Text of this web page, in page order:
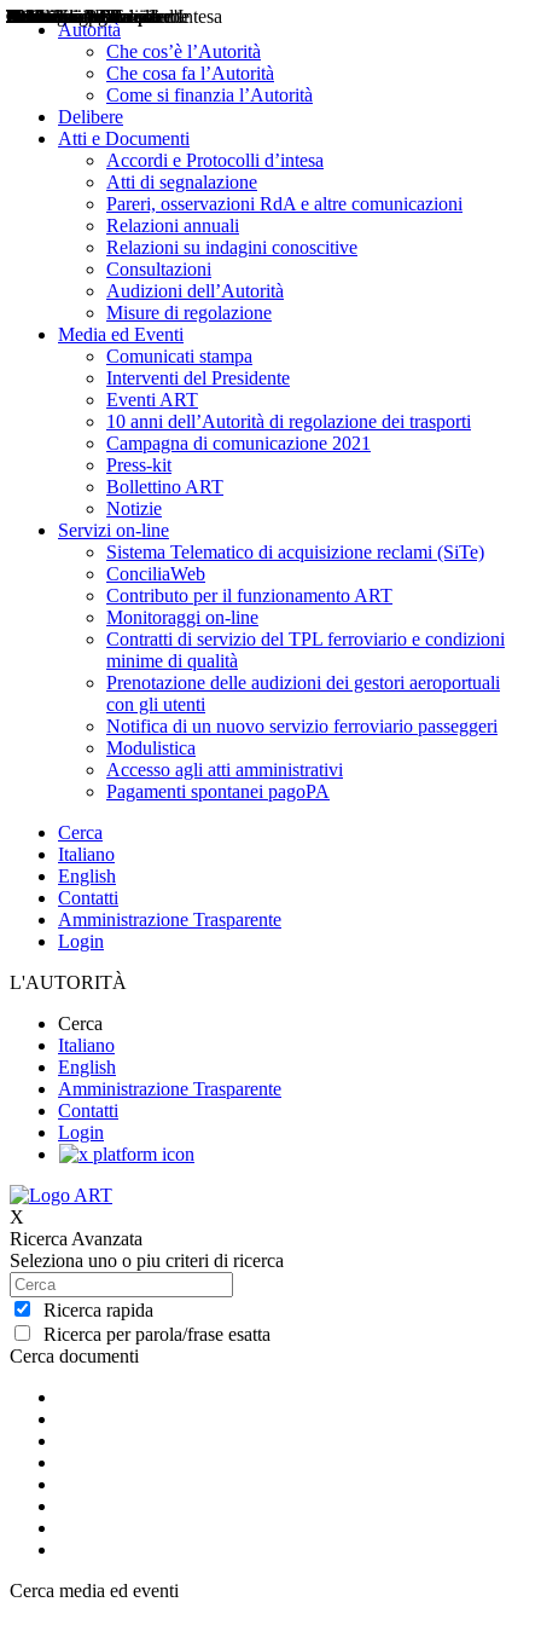
Autorità
Che cos’è l’Autorità
Che cosa fa l’Autorità
Come si finanzia l’Autorità
Delibere
Atti e Documenti
Accordi e Protocolli d’intesa
Atti di segnalazione
Pareri, osservazioni RdA e altre comunicazioni
Relazioni annuali
Relazioni su indagini conoscitive
Consultazioni
Audizioni dell’Autorità
Misure di regolazione
Media ed Eventi
Comunicati stampa
Interventi del Presidente
Eventi ART
10 anni dell’Autorità di regolazione dei trasporti
Campagna di comunicazione 2021
Press-kit
Bollettino ART
Notizie
Servizi on-line
Sistema Telematico di acquisizione reclami (SiTe)
ConciliaWeb
Contributo per il funzionamento ART
Monitoraggi on-line
Contratti di servizio del TPL ferroviario e condizioni
minime di qualità
Prenotazione delle audizioni dei gestori aeroportuali
con gli utenti
Notifica di un nuovo servizio ferroviario passeggeri
Modulistica
Accesso agli atti amministrativi
Pagamenti spontanei pagoPA
Cerca
Italiano
English
Contatti
Amministrazione Trasparente
Login
L'AUTORITÀ
Cerca
Italiano
English
Amministrazione Trasparente
Contatti
Login
X
Ricerca Avanzata
Seleziona uno o piu criteri di ricerca
Ricerca rapida
Ricerca per parola/frase esatta
Cerca documenti
Delibere
Pareri
Consultazioni
Audizioni
Atti di Segnalazione
Accordi e Protocolli d'Intesa
Relazioni annuali
Misure di regolazione
Cerca media ed eventi
Notizie
Comunicati Stampa
Bollettini ART
Convegni ART
Interviste del Presidente
Articoli in primo piano
Interventi del Presidente
2004
2005
2010
2013
2014
2015
2016
2017
2018
2019
202
2020
2021
2022
2023
2024
2025
2026
Aereo
Marittimo
Terrestre